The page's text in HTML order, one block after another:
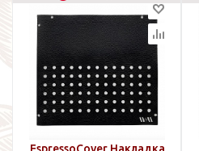
EspressoCover Накладка